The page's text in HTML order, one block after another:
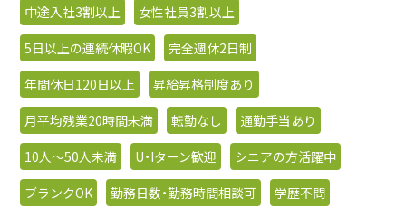
中途入社3割以上
女性社員3割以上
5日以上の連続休暇OK
完全週休2日制
年間休日120日以上
昇給昇格制度あり
月平均残業20時間未満
転勤なし
通勤手当あり
10人〜50人未満
U・Iターン歓迎
シニアの方活躍中
ブランクOK
勤務日数・勤務時間相談可
学歴不問